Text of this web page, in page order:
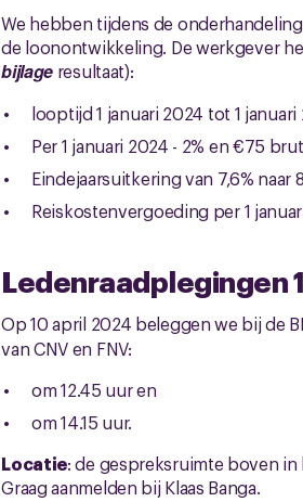
We hebben tijdens de
de loonontwikkeling. De werkgever
bijlage resultaat):
looptijd 1 januari 2024 tot 1 januari
Per 1 januari 2024 - 2% en €75
Eindejaarsuitkering van 7,6% naar
Reiskostenvergoeding per 1
Ledenraadplegingen
Op 10 april 2024 beleggen we bij de
van CNV en FNV:
om 12.45 uur en
om 14.15 uur.
Locatie: de gespreksruimte boven
Graag aanmelden bij Klaas Banga.